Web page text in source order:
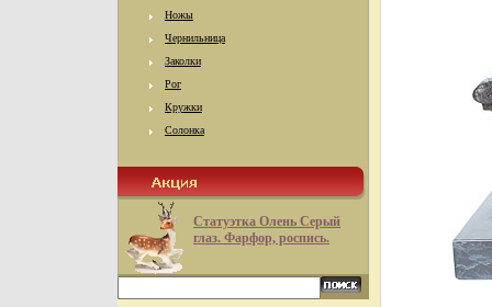
Ножы
Чернильница
Заколки
Рог
Кружки
Солонка
Статуэтка Олень Серый
глаз. Фарфор, роспись.